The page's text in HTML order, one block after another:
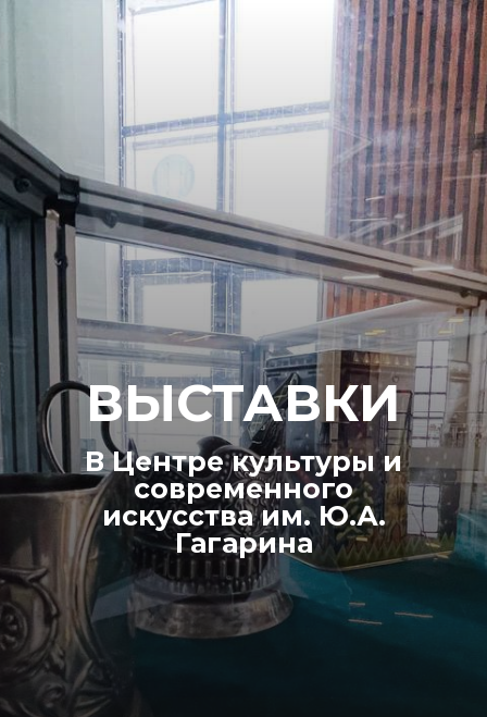
ВЫСТАВКИ
В Центре культуры и
современного
искусства им. Ю.А.
Гагарина